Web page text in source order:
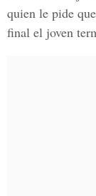
quien le pide
final el joven